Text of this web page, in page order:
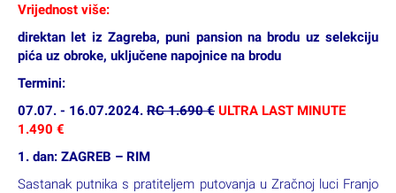
Vrijednost više:
direktan let iz Zagreba, puni pansion na brodu uz selekciju
pića uz obroke, uključene napojnice na brodu
Termini:
07.07. - 16.07.2024. RC 1.690 € ULTRA LAST MINUTE
1.490 €
1. dan: ZAGREB – RIM
Sastanak putnika s pratiteljem putovanja u Zračnoj luci Franjo